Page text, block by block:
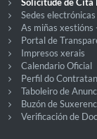
Solicitude de Cita
Sedes
As miñas xestións
Portal de
Impresos xerais
Calendario Oficial
Perfil do
Taboleiro de
Buzón de
Verificación de